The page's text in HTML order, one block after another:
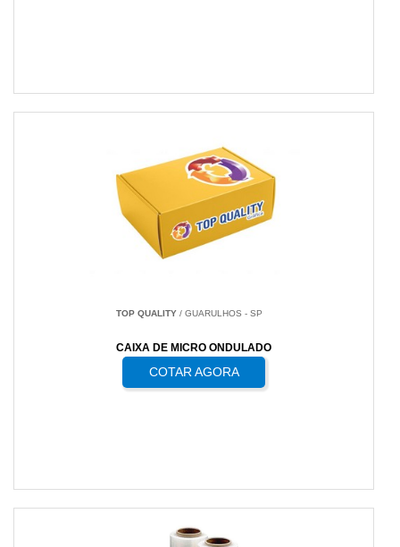
TOP QUALITY/ GUARULHOS - SP
CAIXA DE MICRO ONDULADO
COTAR AGORA